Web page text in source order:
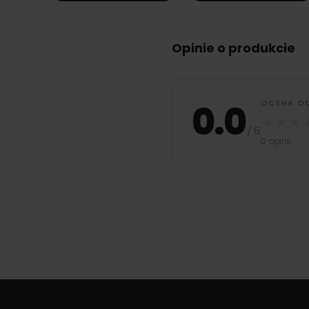
Opinie o produkcie
0.0 / 5
OCENA
0 opinii